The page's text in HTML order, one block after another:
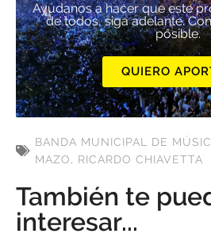
Ayúdanos a hacer que este
de todos, siga adelante.
posible.
QUIERO
BANDA MUNICIPAL DE
MAZO, RICARDO CHIAVETTA
También te
interesar...